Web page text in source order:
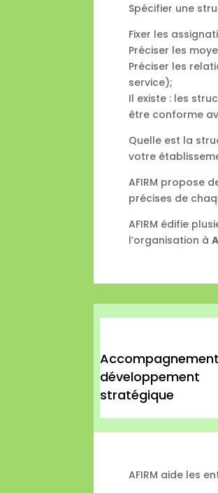
Spécifier une
Fixer les
Préciser les
Préciser les
service);
Il existe : les
être conforme
Quelle est la
votre
AFIRM propose
précises de
AFIRM édifie
l’organisation à
développement
stratégique
AFIRM aide les